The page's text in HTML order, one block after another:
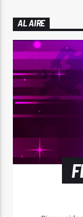
AL AIRE